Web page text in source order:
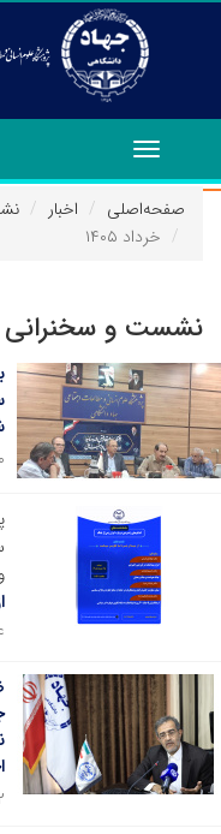
Toggle
navigation
صفحه‌اصلی
اخبار
خرداد ۱۴۰۵
نشست و سخنرانی
۱۲